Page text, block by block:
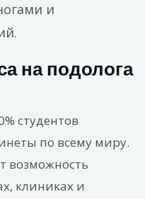
и
на подолога
студентов
по всему миру.
возможность
клиниках и